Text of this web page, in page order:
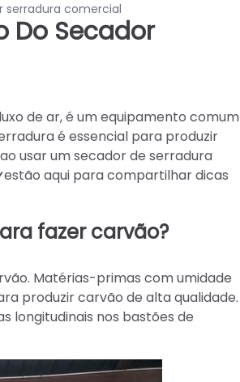
serradura comercial
Do Secador
de ar, é um equipamento comum
é essencial para produzir
usar um secador de serradura
estão aqui para compartilhar dicas
fazer carvão?
Matérias-primas com umidade
produzir carvão de alta qualidade.
longitudinais nos bastões de